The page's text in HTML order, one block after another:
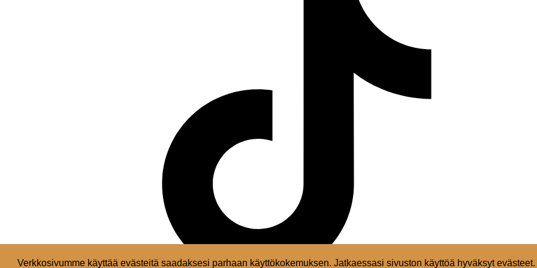
Verkkosivumme käyttää evästeitä saadaksesi parhaan käyttökokemuksen. Jatkaessasi sivuston käyttöä hyväksyt evästeet.